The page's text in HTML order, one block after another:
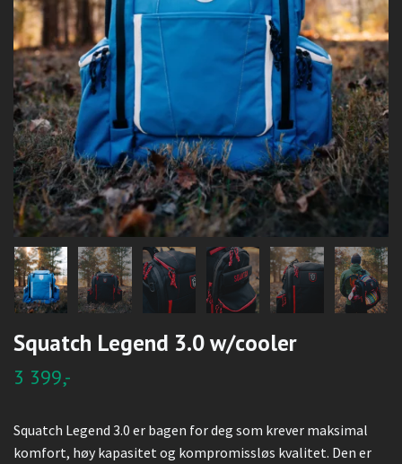
Squatch Legend 3.0 w/cooler
3 399,-
Squatch Legend 3.0 er bagen for deg som krever maksimal
komfort, høy kapasitet og kompromissløs kvalitet. Den er